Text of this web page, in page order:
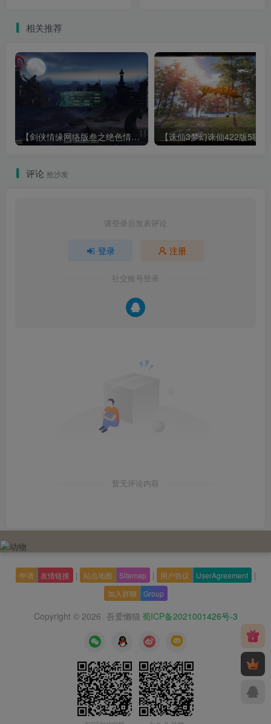
相关推荐
【剑侠情缘网络版叁之绝色情缘V3.5更新版】3DMMORPG端游Linux服务端+GM指令+PC客户端+架设教程
评论 抢沙发
请登录后发表评论
登录 注册
社交账号登录
暂无评论内容
申请 友情链接 | 站点地图 Sitemap | 用户协议 UserAgreement |
加入群聊 Group
Copyright © 2026 · 吾爱懒猫 蜀ICP备2021001426号-3